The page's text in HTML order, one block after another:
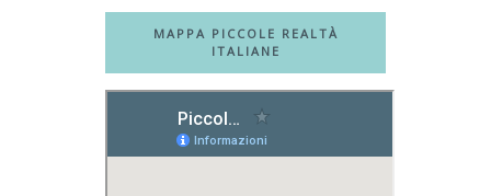
MAPPA PICCOLE REALTÀ
ITALIANE